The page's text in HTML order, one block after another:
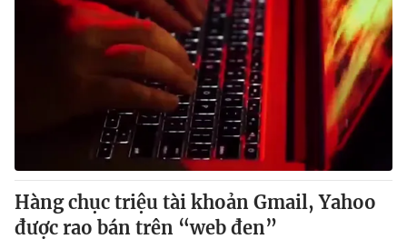
Hàng chục triệu tài khoản Gmail, Yahoo
được rao bán trên “web đen”